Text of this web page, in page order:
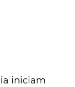
iniciam